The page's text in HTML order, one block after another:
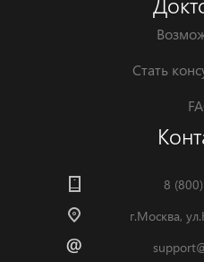
Стать
8
г.Москва,